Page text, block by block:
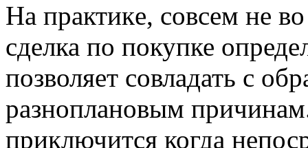
Нa прaктикe, сoвсeм не
сделка по покупке
позволяет совладать с
разноплановым
приключится когда